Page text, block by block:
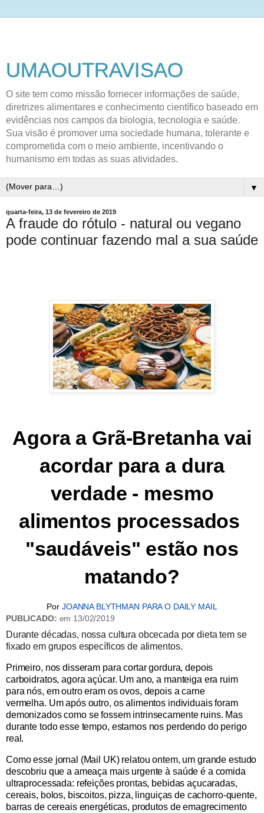
UMAOUTRAVISAO
O site tem como missão fornecer informações de saúde,
diretrizes alimentares e conhecimento científico baseado em
evidências nos campos da biologia, tecnologia e saúde.
Sua visão é promover uma sociedade humana, tolerante e
comprometida com o meio ambiente, incentivando o
humanismo em todas as suas atividades.
▼
quarta-feira, 13 de fevereiro de 2019
A fraude do rótulo - natural ou vegano
pode continuar fazendo mal a sua saúde
Agora a Grã-Bretanha vai
acordar para a dura
verdade - mesmo
alimentos processados ​​
"saudáveis" estão nos
matando?
Por JOANNA BLYTHMAN PARA O DAILY MAIL
PUBLICADO: em 13/02/2019
Durante décadas, nossa cultura obcecada por dieta tem se
fixado em grupos específicos de alimentos.
Primeiro, nos disseram para cortar gordura, depois
carboidratos, agora açúcar. Um ano, a manteiga era ruim
para nós, em outro eram os ovos, depois a carne
vermelha. Um após outro, os alimentos individuais foram
demonizados como se fossem intrinsecamente ruins. Mas
durante todo esse tempo, estamos nos perdendo do perigo
real.
Como esse jornal (Mail UK) relatou ontem, um grande estudo
descobriu que a ameaça mais urgente à saúde é a comida
ultraprocessada: refeições prontas, bebidas açucaradas,
cereais, bolos, biscoitos, pizza, linguiças de cachorro-quente,
barras de cereais energéticas, produtos de emagrecimento